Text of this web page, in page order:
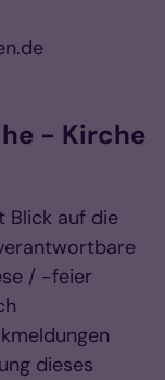
- Kirche
Blick auf die
/ -feier
dieses